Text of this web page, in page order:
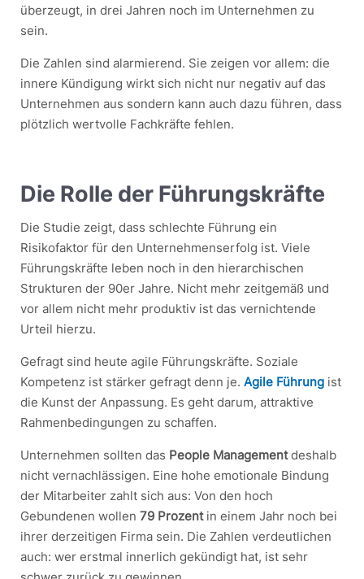
überzeugt, in drei Jahren noch im Unternehmen zu
sein.
Die Zahlen sind alarmierend. Sie zeigen vor allem: die
innere Kündigung wirkt sich nicht nur negativ auf das
Unternehmen aus sondern kann auch dazu führen, dass
plötzlich wertvolle Fachkräfte fehlen.
Die Rolle der Führungskräfte
Die Studie zeigt, dass schlechte Führung ein
Risikofaktor für den Unternehmenserfolg ist. Viele
Führungskräfte leben noch in den hierarchischen
Strukturen der 90er Jahre. Nicht mehr zeitgemäß und
vor allem nicht mehr produktiv ist das vernichtende
Urteil hierzu.
Gefragt sind heute agile Führungskräfte. Soziale
Kompetenz ist stärker gefragt denn je. Agile Führungist
die Kunst der Anpassung. Es geht darum, attraktive
Rahmenbedingungen zu schaffen.
Unternehmen sollten das People Managementdeshalb
nicht vernachlässigen. Eine hohe emotionale Bindung
der Mitarbeiter zahlt sich aus: Von den hoch
Gebundenen wollen 79 Prozentin einem Jahr noch bei
ihrer derzeitigen Firma sein. Die Zahlen verdeutlichen
auch: wer erstmal innerlich gekündigt hat, ist sehr